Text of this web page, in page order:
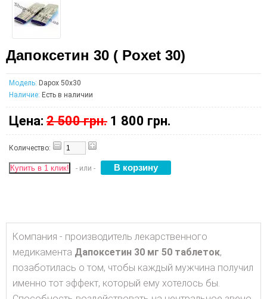
Дапоксетин 30 ( Poxet 30)
Модель: Dapox 50x30
Наличие: Есть в наличии
Цена: 2 500 грн. 1 800 грн.
Количество:
Купить в 1 клик! - или -
Компания - производитель лекарственного
медикамента Дапоксетин 30 мг 50 таблеток,
позаботилась о том, чтобы каждый мужчина получил
именно тот эффект, который ему хотелось бы.